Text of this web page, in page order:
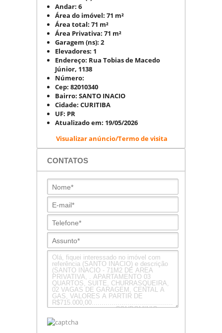
Andar: 6
Área do imóvel: 71 m²
Área total: 71 m²
Área Privativa: 71 m²
Garagem (ns): 2
Elevadores: 1
Endereço: Rua Tobias de Macedo
Júnior, 1138
Número:
Cep: 82010340
Bairro: SANTO INACIO
Cidade: CURITIBA
UF: PR
Atualizado em: 19/05/2026
Visualizar anúncio/Termo de visita
CONTATOS